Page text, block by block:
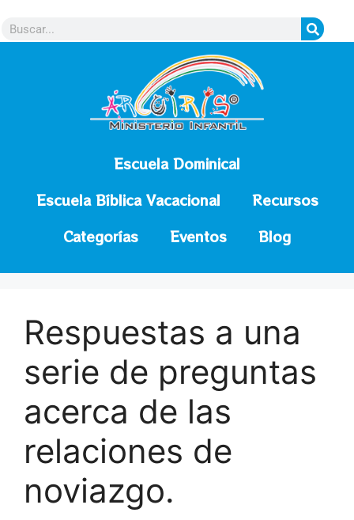
Escuela Dominical
Escuela Bíblica Vacacional
Recursos
Categorías
Eventos Blog
Respuestas a una
serie de preguntas
acerca de las
relaciones de
noviazgo.